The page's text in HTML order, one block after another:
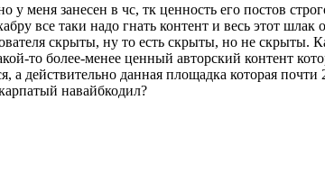
меня занесен в чс, тк ценность его постов
все таки надо гнать контент и весь этот шлак
скрыты, ну то есть скрыты, но не скрыты.
то более-менее ценный авторский контент
а действительно данная площадка которая
навайбкодил?